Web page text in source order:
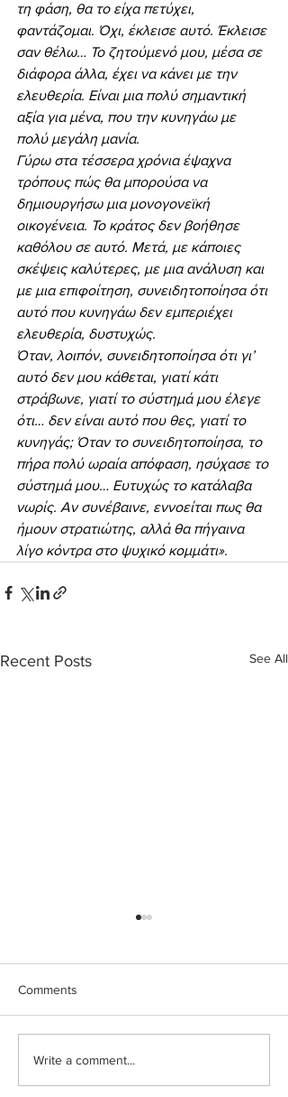
τη φάση, θα το είχα πετύχει,
φαντάζομαι. Όχι, έκλεισε αυτό. Έκλεισε
σαν θέλω… Το ζητούμενό μου, μέσα σε
διάφορα άλλα, έχει να κάνει με την
ελευθερία. Είναι μια πολύ σημαντική
αξία για μένα, που την κυνηγάω με
πολύ μεγάλη μανία.
Γύρω στα τέσσερα χρόνια έψαχνα
τρόπους πώς θα μπορούσα να
δημιουργήσω μια μονογονεϊκή
οικογένεια. Το κράτος δεν βοήθησε
καθόλου σε αυτό. Μετά, με κάποιες
σκέψεις καλύτερες, με μια ανάλυση και
με μια επιφοίτηση, συνειδητοποίησα ότι
αυτό που κυνηγάω δεν εμπεριέχει
ελευθερία, δυστυχώς.
Όταν, λοιπόν, συνειδητοποίησα ότι γι’
αυτό δεν μου κάθεται, γιατί κάτι
στράβωνε, γιατί το σύστημά μου έλεγε
ότι… δεν είναι αυτό που θες, γιατί το
κυνηγάς; Όταν το συνειδητοποίησα, το
πήρα πολύ ωραία απόφαση, ησύχασε το
σύστημά μου… Ευτυχώς το κατάλαβα
νωρίς. Αν συνέβαινε, εννοείται πως θα
ήμουν στρατιώτης, αλλά θα πήγαινα
λίγο κόντρα στο ψυχικό κομμάτι».
Recent Posts See All
Ιωάννα Τούνη: Η
εξομολόγηση για τη
Comments
Write a comment...